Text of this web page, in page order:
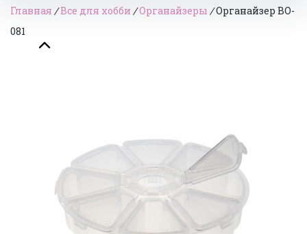
Главная /Все для хобби /Органайзеры /Органайзер BO-
081